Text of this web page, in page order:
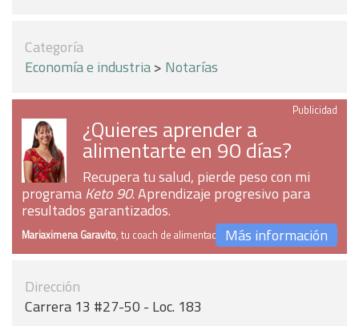
Categoría
Economía e industria> Notarías
Publicidad
¿Quieres aprender a
alimentarte en 90 días?
Recupera tu salud, pierde peso con mi
programaKeto 90. Aprendizaje progresivo para
resultados garantizados.
Mariaximena Garavito, tu coach de alimentaciónMás información
Dirección
Carrera 13 #27-50 - Loc. 183